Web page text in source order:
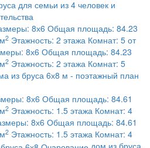
8х6 Общая площадь: 84.23
2 Этажность: 2 этажа Комнат: 5 от
8х6 Общая площадь: 84.23
2 Этажность: 2 этажа Комнат: 5
8х6 Общая площадь: 84.61
2 Этажность: 1.5 этажа Комнат: 4
8х6 Общая площадь: 84.61
2 Этажность: 1.5 этажа Комнат: 4